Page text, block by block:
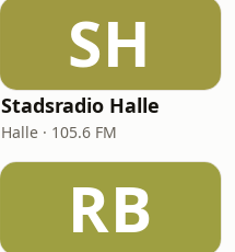
SH
Stadsradio Halle
Halle · 105.6 FM
RB